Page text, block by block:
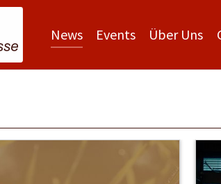
News(current)
Events Über Uns